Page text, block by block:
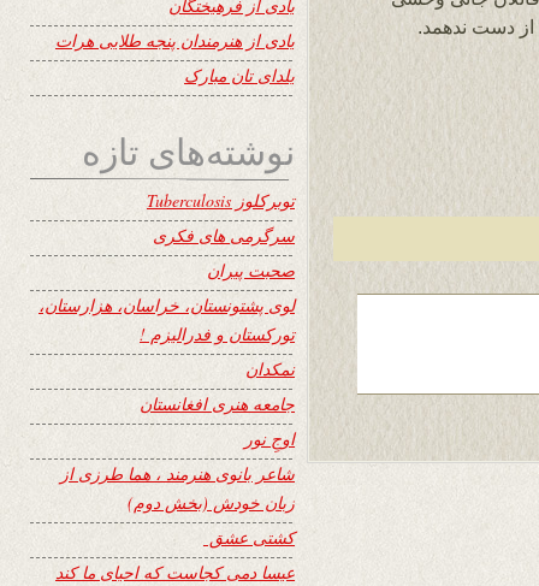
از دست ندهمد.
یادی از فرهیختگان
یادی از هنرمندان پنجه طلایی هرات
یلدای تان مبارک
نوشته‌های تازه
توبرکلوز Tuberculosis
سرگرمی های فکری
صحبت پیران
لوی پشتونستان، خراسان، هزارستان،
تورکستان و فدرالیزم !
نمکدان
جامعه هنری افغانستان
اوجِ نور
شاعر بانوی هنرمند ، هما طرزی از
زبان خودش (بخش دوم)
کشتی عشق
عیسا دمی کجاست که احیای ما کند